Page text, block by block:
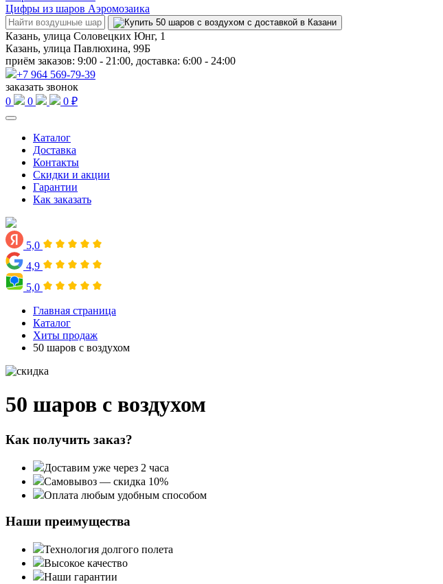
Цифры из шаров Аэромозаика
Казань, улица Соловецких Юнг, 1
Казань, улица Павлюхина, 99Б
приём заказов: 9:00 - 21:00, доставка: 6:00 - 24:00
+7 964 569-79-39
заказать звонок
0
0 0 ₽
Каталог
Доставка
Контакты
Скидки и акции
Гарантии
Как заказать
5,0
4,9
5,0
Главная страница
Каталог
Хиты продаж
50 шаров с воздухом
50 шаров с воздухом
Как получить заказ?
Доставим уже через 2 часа
Самовывоз — скидка 10%
Оплата любым удобным способом
Наши преимущества
Технология долгого полета
Высокое качество
Наши гарантии